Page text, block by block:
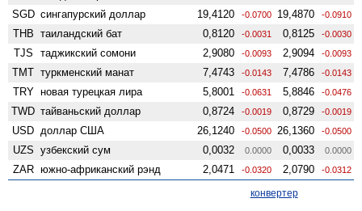
SGD сингапурский доллар 19,4120 -0.0700 19,4870 -0.0910
THB таиландский бат 0,8120 -0.0031 0,8125 -0.0030
TJS таджикский сомони 2,9080 -0.0093 2,9094 -0.0093
TMT туркменский манат 7,4743 -0.0143 7,4786 -0.0143
TRY новая турецкая лира 5,8001 -0.0631 5,8846 -0.0476
TWD тайваньский доллар 0,8724 -0.0019 0,8729 -0.0019
USD доллар США 26,1240 -0.0500 26,1360 -0.0500
UZS узбекский сум 0,0032 0.0000 0,0033 0.0000
ZAR южно-африканский рэнд 2,0471 -0.0320 2,0790 -0.0312
конвертер